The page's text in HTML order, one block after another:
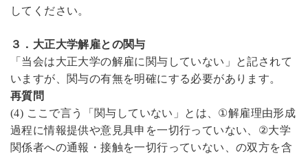
してください。
３．大正大学解雇との関与
「当会は大正大学の解雇に関与していない」と記されて
いますが、関与の有無を明確にする必要があります。
再質問
(4) ここで言う「関与していない」とは、 ①解雇理由形成
過程に情報提供や意見具申を一切行っていない、 ②大学
関係者への通報・接触を一切行っていない、の双方を含